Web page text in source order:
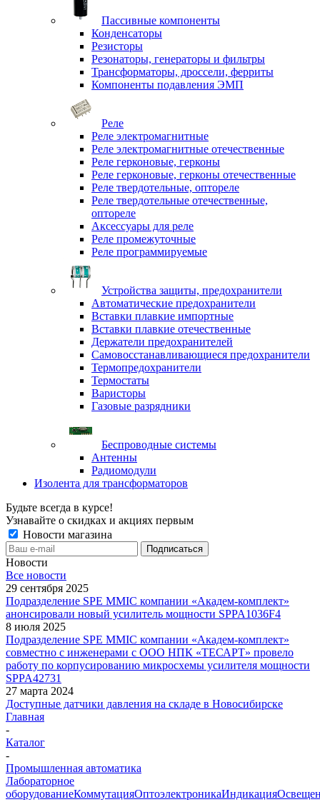
Пассивные компоненты
Конденсаторы
Резисторы
Резонаторы, генераторы и фильтры
Трансформаторы, дроссели, ферриты
Компоненты подавления ЭМП
Реле
Реле электромагнитные
Реле электромагнитные отечественные
Реле герконовые, герконы
Реле герконовые, герконы отечественные
Реле твердотельные, оптореле
Реле твердотельные отечественные,
оптореле
Аксессуары для реле
Реле промежуточные
Реле программируемые
Устройства защиты, предохранители
Автоматические предохранители
Вставки плавкие импортные
Вставки плавкие отечественные
Держатели предохранителей
Самовосстанавливающиеся предохранители
Термопредохранители
Термостаты
Варисторы
Газовые разрядники
Беспроводные системы
Антенны
Радиомодули
Изолента для трансформаторов
Будьте всегда в курсе!
Узнавайте о скидках и акциях первым
Новости магазина
Новости
Все новости
29 сентября 2025
Подразделение SPE MMIC компании «Академ-комплект»
анонсировали новый усилитель мощности SPPA1036F4
8 июля 2025
Подразделение SPE MMIC компании «Академ-комплект»
совместно с инженерами с ООО НПК «ТЕСАРТ» провело
работу по корпусированию микросхемы усилителя мощности
SPPA42731
27 марта 2024
Доступные датчики давления на складе в Новосибирске
Главная
-
Каталог
-
Промышленная автоматика
Лабораторное
оборудованиеКоммутацияОптоэлектроникаИндикация